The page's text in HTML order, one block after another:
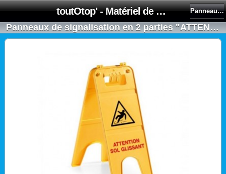
toutOtop' - Matériel de nettoyage, produit d'entretien, lubrifiant pour professionnel et particulier Panneaux De Signalisation
Panneaux de signalisation en 2 parties "ATTENTION SOL GLISSANT"